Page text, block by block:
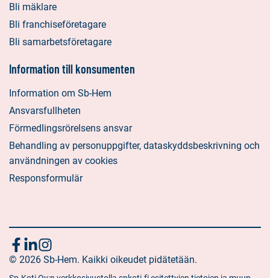
Bli mäklare
Bli franchiseföretagare
Bli samarbetsföretagare
Information till konsumenten
Information om Sb-Hem
Ansvarsfullheten
Förmedlingsrörelsens ansvar
Behandling av personuppgifter, dataskyddsbeskrivning och
användningen av cookies
Responsformulär
Följ
oss
Sociala
media:
facebook
Sociala
media:
linkedin
Sociala
media:
instagram
© 2026 Sb-Hem. Kaikki oikeudet pidätetään.